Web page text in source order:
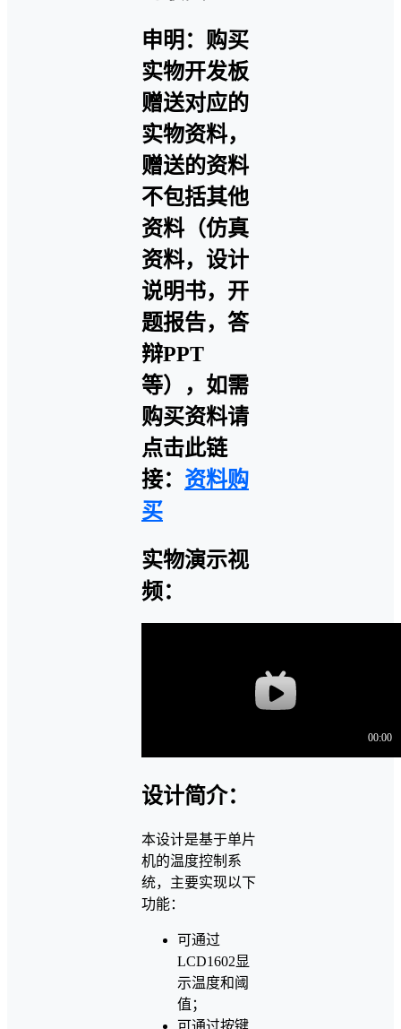
申明：购买
实物开发板
赠送对应的
实物资料，
赠送的资料
不包括其他
资料（仿真
资料，设计
说明书，开
题报告，答
辩PPT
等），如需
购买资料请
点击此链
接： 资料购
买
实物演示视
频：
设计简介：
本设计是基于单片
机的温度控制系
统，主要实现以下
功能：
可通过
LCD1602显
示温度和阈
值；